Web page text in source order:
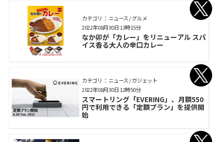
カテゴリ： ニュース / グルメ
なか卯が「カレー」をリニューアル スパ
イス香る大人の辛口カレー
2022年08月30日 13時15分
カテゴリ： ニュース / ガジェット
スマートリング「EVERING」、月額550
円で利用できる「定額プラン」を提供開
始
2022年08月30日 12時50分